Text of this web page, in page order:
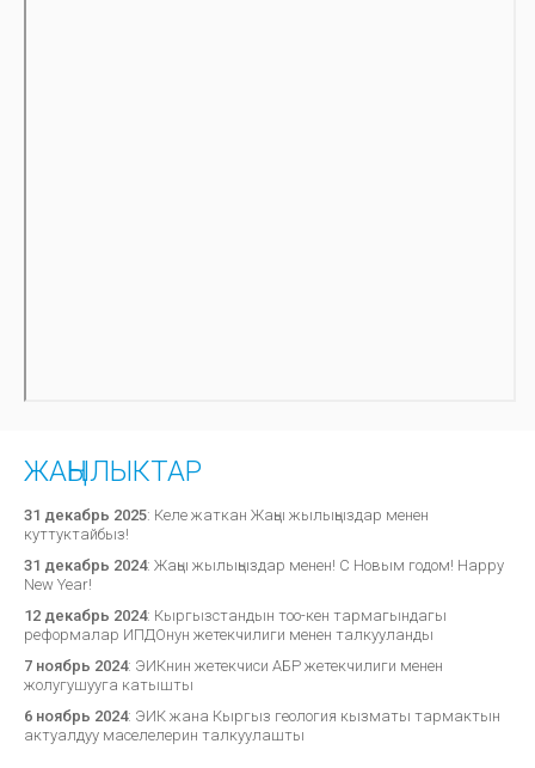
ЖАҢЫЛЫКТАР
31 декабрь 2025: Келе жаткан Жаңы жылыңыздар менен
куттуктайбыз!
31 декабрь 2024: Жаңы жылыңыздар менен! С Новым годом! Happy
New Year!
12 декабрь 2024: Кыргызстандын тоо-кен тармагындагы
реформалар ИПДОнун жетекчилиги менен талкууланды
7 ноябрь 2024: ЭИКнин жетекчиси АБР жетекчилиги менен
жолугушууга катышты
6 ноябрь 2024: ЭИК жана Кыргыз геология кызматы тармактын
актуалдуу маселелерин талкуулашты